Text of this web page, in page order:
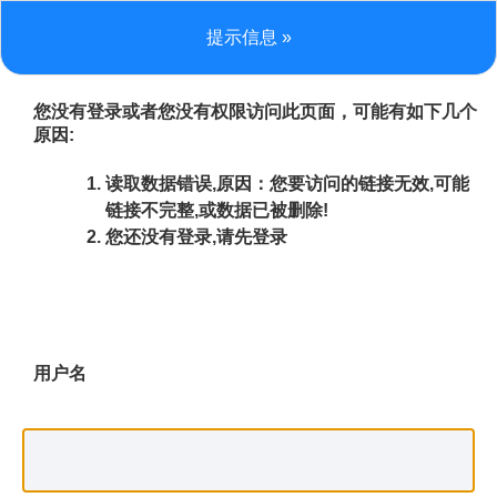
提示信息 »
您没有登录或者您没有权限访问此页面，可能有如下几个
原因:
读取数据错误,原因：您要访问的链接无效,可能
链接不完整,或数据已被删除!
您还没有登录,请先登录
用户名